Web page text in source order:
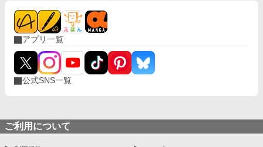
アプリ一覧
公式SNS一覧
ご利用について